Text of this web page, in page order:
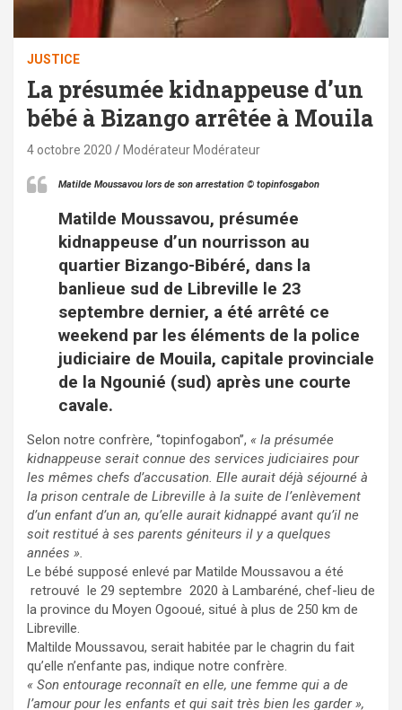
JUSTICE
La présumée kidnappeuse d’un
bébé à Bizango arrêtée à Mouila
4 octobre 2020 Modérateur Modérateur
Matilde Moussavou lors de son arrestation © topinfosgabon
Matilde Moussavou, présumée
kidnappeuse d’un nourrisson au
quartier Bizango-Bibéré, dans la
banlieue sud de Libreville le 23
septembre dernier, a été arrêté ce
weekend par les éléments de la police
judiciaire de Mouila, capitale provinciale
de la Ngounié (sud) après une courte
cavale.
Selon notre confrère, ‘’topinfogabon’’, « la présumée
kidnappeuse serait connue des services judiciaires pour
les mêmes chefs d’accusation. Elle aurait déjà séjourné à
la prison centrale de Libreville à la suite de l’enlèvement
d’un enfant d’un an, qu’elle aurait kidnappé avant qu’il ne
soit restitué à ses parents géniteurs il y a quelques
années ».
Le bébé supposé enlevé par Matilde Moussavou a été
retrouvé le 29 septembre 2020 à Lambaréné, chef-lieu de
la province du Moyen Ogooué, situé à plus de 250 km de
Libreville.
Maltilde Moussavou, serait habitée par le chagrin du fait
qu’elle n’enfante pas, indique notre confrère.
« Son entourage reconnaît en elle, une femme qui a de
l’amour pour les enfants et qui sait très bien les garder »,